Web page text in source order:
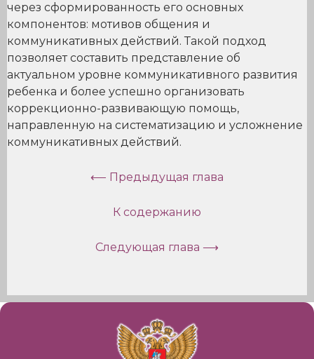
через сформированность его основных
компонентов: мотивов общения и
коммуникативных действий. Такой подход
позволяет составить представление об
актуальном уровне коммуникативного развития
ребенка и более успешно организовать
коррекционно-развивающую помощь,
направленную на систематизацию и усложнение
коммуникативных действий.
⟵ Предыдущая глава
К содержанию
Следующая глава ⟶